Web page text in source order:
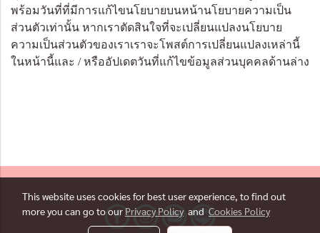
พร้อมวันที่ที่มีการแก้ไขนโยบายบนหน้านโยบายความเป็น
ส่วนตัวเท่านั้น หากเราตัดสินใจที่จะเปลี่ยนแปลงนโยบาย
ความเป็นส่วนตัวของเราเราจะโพสต์การเปลี่ยนแปลงเหล่านี้
ในหน้านี้และ / หรืออัปเดตวันที่แก้ไขข้อมูลส่วนบุคคลด้านล่าง
This website uses cookies for best user experience, to find out
more you can go to our Privacy Policyand Cookies Policy